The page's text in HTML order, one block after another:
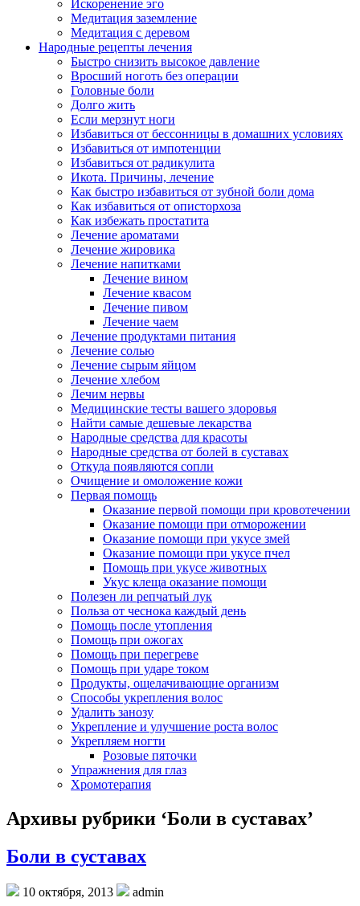
Искоренение эго
Медитация заземление
Медитация с деревом
Народные рецепты лечения
Быстро снизить высокое давление
Вросший ноготь без операции
Головные боли
Долго жить
Если мерзнут ноги
Избавиться от бессонницы в домашних условиях
Избавиться от импотенции
Избавиться от радикулита
Икота. Причины, лечение
Как быстро избавиться от зубной боли дома
Как избавиться от описторхоза
Как избежать простатита
Лечение ароматами
Лечение жировика
Лечение напитками
Лечение вином
Лечение квасом
Лечение пивом
Лечение чаем
Лечение продуктами питания
Лечение солью
Лечение сырым яйцом
Лечение хлебом
Лечим нервы
Медицинские тесты вашего здоровья
Найти самые дешевые лекарства
Народные средства для красоты
Народные средства от болей в суставах
Откуда появляются сопли
Очищение и омоложение кожи
Первая помощь
Оказание первой помощи при кровотечении
Оказание помощи при отморожении
Оказание помощи при укусе змей
Оказание помощи при укусе пчел
Помощь при укусе животных
Укус клеща оказание помощи
Полезен ли репчатый лук
Польза от чеснока каждый день
Помощь после утопления
Помощь при ожогах
Помощь при перегреве
Помощь при ударе током
Продукты, ощелачивающие организм
Способы укрепления волос
Удалить занозу
Укрепление и улучшение роста волос
Укрепляем ногти
Розовые пяточки
Упражнения для глаз
Хромотерапия
Архивы рубрики ‘Боли в суставах’
Боли в суставах
10 октября, 2013
admin